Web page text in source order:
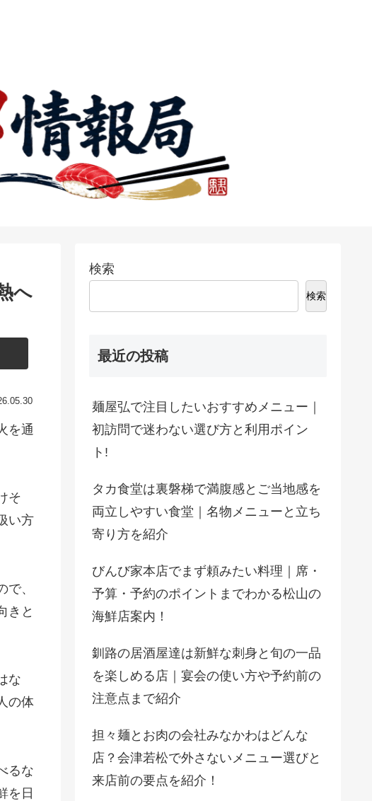
へ
を通
そ
い方
、
きと
な
の体
るな
を日
検索
検索
最近の投稿
麺屋弘で注目したいおすすめメニュー｜
初訪問で迷わない選び方と利用ポイン
ト!
タカ食堂は裏磐梯で満腹感とご当地感を
両立しやすい食堂｜名物メニューと立ち
寄り方を紹介
びんび家本店でまず頼みたい料理｜席・
予算・予約のポイントまでわかる松山の
海鮮店案内！
釧路の居酒屋達は新鮮な刺身と旬の一品
を楽しめる店｜宴会の使い方や予約前の
注意点まで紹介
担々麺とお肉の会社みなかわはどんな
店？会津若松で外さないメニュー選びと
来店前の要点を紹介！